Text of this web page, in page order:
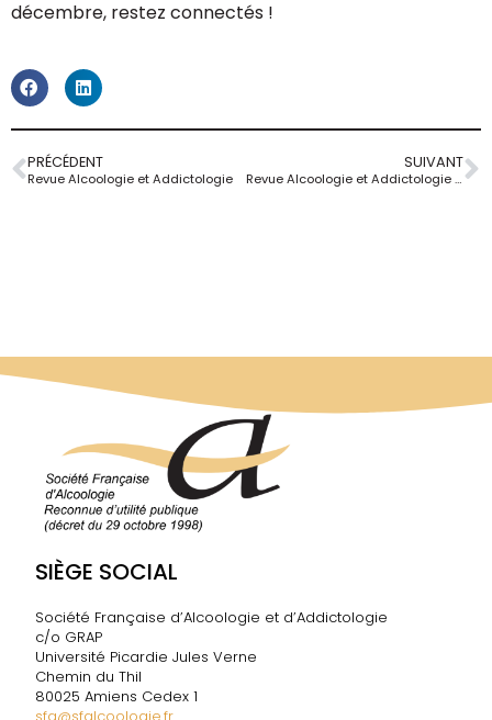
décembre, restez connectés !
PRÉCÉDENT
Revue Alcoologie et Addictologie
SUIVANT
Revue Alcoologie et Addictologie – T43 (1)
SIÈGE SOCIAL
Société Française d’Alcoologie et d’Addictologie
c/o GRAP
Université Picardie Jules Verne
Chemin du Thil
80025 Amiens Cedex 1